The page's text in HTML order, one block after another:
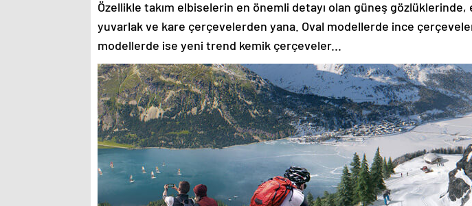
Özellikle takım elbiselerin en önemli detayı olan güneş
yuvarlak ve kare çerçevelerden yana. Oval modellerde ince
modellerde ise yeni trend kemik çerçeveler...